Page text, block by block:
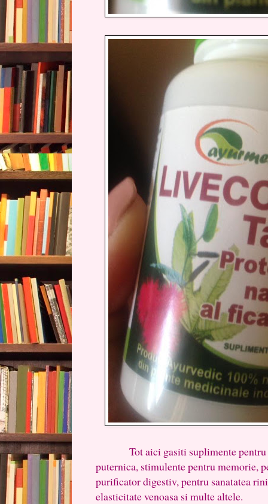
Tot aici gasiti suplimente pentru o
puternica, stimulente pentru memorie,
purificator digestiv, pentru sanatatea
elasticitate venoasa si multe altele.